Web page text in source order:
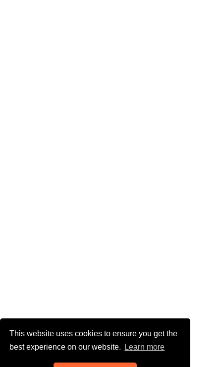
This website uses cookies to ensure you get the
best experience on our website.
Learn more